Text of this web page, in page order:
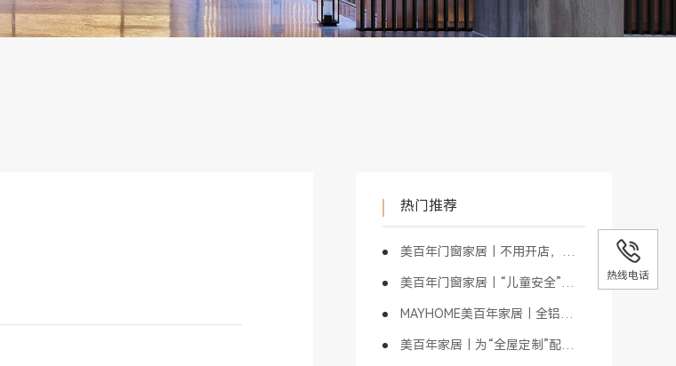
热门推荐
美百年门窗家居｜不用开店，也能做门窗
美百年门窗家居｜“儿童安全”是最具价值的商业模式
MAYHOME美百年家居｜全铝定制简介
美百年家居｜为“全屋定制”配套“全铝定制”
热线电话